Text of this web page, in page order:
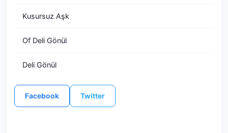
Kusursuz Aşk
Of Deli Gönül
Deli Gönül
Facebook Twitter